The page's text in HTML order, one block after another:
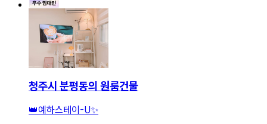
청주시 분평동의 원룸건물
👑예하스테이-U✨